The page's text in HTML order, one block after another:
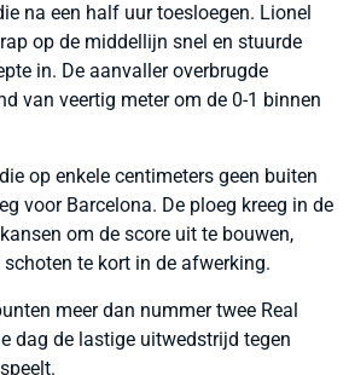
na een half uur toesloegen. Lionel
op de middellijn snel en stuurde
in. De aanvaller overbrugde
van veertig meter om de 0-1 binnen
op enkele centimeters geen buiten
voor Barcelona. De ploeg kreeg in de
om de score uit te bouwen,
te kort in de afwerking.
meer dan nummer twee Real
dag de lastige uitwedstrijd tegen